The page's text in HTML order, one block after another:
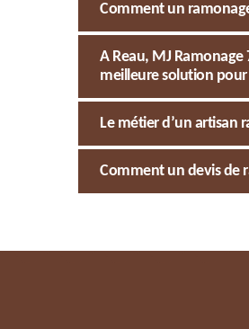
Comment un
A Reau, MJ Ramonage
meilleure solution
Le métier d’un artisan
Comment un devis de